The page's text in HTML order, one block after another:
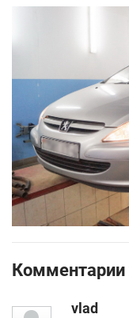
Комментарии
vlad